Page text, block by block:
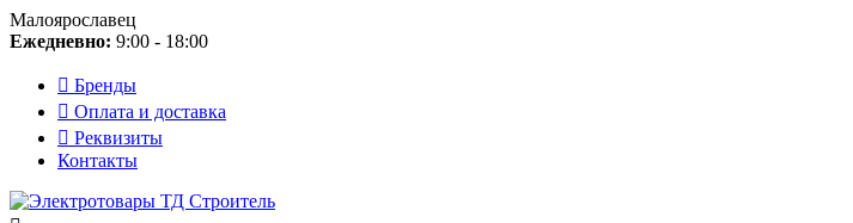
Малоярославец
Ежедневно: 9:00 - 18:00
Бренды
Оплата и доставка
Реквизиты
Контакты